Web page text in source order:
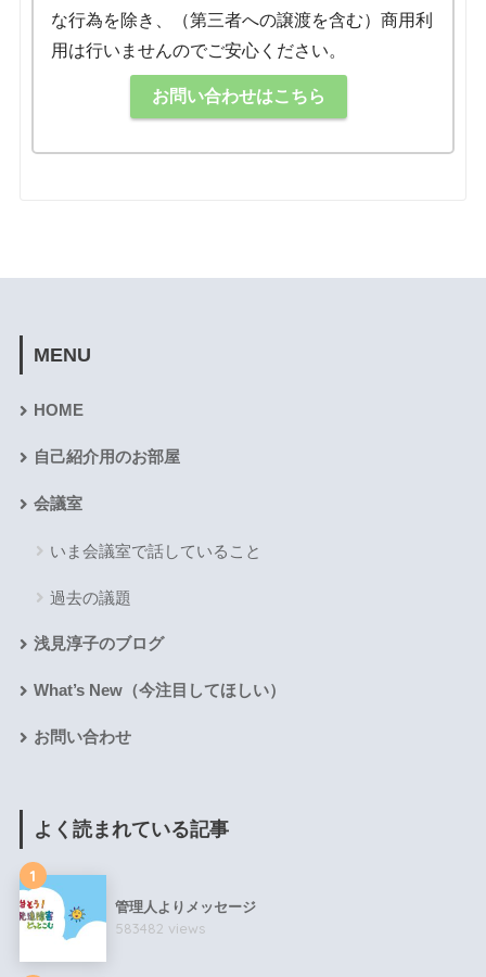
な行為を除き、（第三者への譲渡を含む）商用利
用は行いませんのでご安心ください。
お問い合わせはこちら
MENU
HOME
自己紹介用のお部屋
会議室
いま会議室で話していること
過去の議題
浅見淳子のブログ
What’s New（今注目してほしい）
お問い合わせ
よく読まれている記事
1
管理人よりメッセージ
583482 views